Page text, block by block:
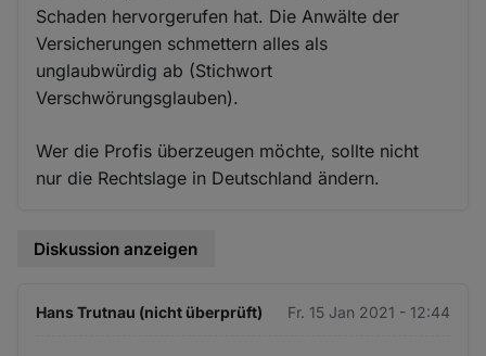
Schaden hervorgerufen hat. Die Anwälte der
Versicherungen schmettern alles als
unglaubwürdig ab (Stichwort
Verschwörungsglauben).
Wer die Profis überzeugen möchte, sollte nicht
nur die Rechtslage in Deutschland ändern.
Diskussion anzeigen
Hans Trutnau (nicht überprüft) Fr. 15 Jan 2021 - 12:44